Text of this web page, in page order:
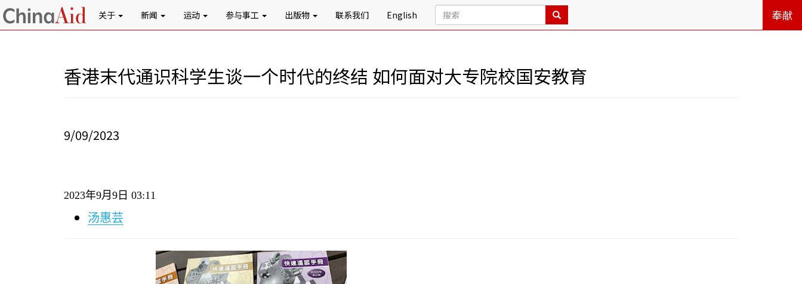
关于 新闻 运动 参与事工 出版物 联系我们 English 奉献
香港末代通识科学生谈一个时代的终结 如何面对大专院校国安教育
9/09/2023
2023年9月 9 日 03:11
汤惠芸